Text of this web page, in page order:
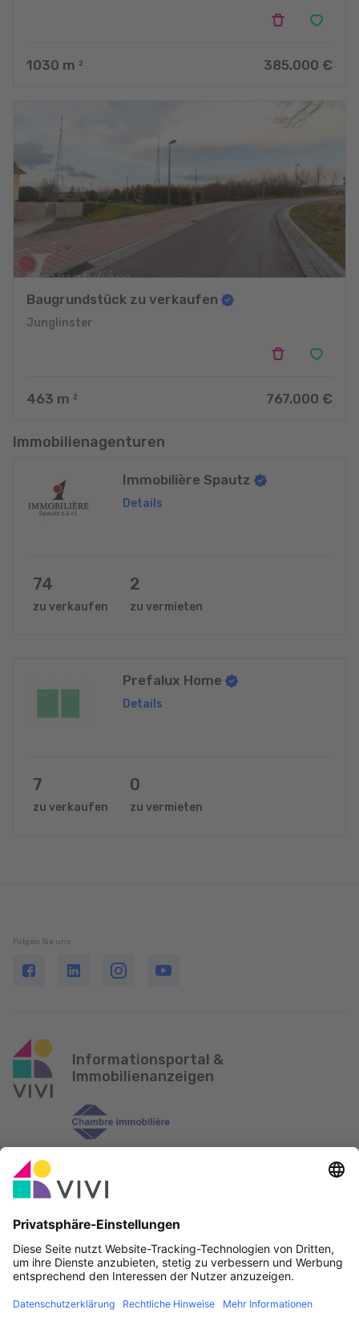
1030 m 2 385.000 €
Baugrundstück zu verkaufen
Junglinster
463 m 2 767.000 €
Immobilienagenturen
Immobilière Spautz
Details
74
zu verkaufen
2
zu vermieten
Prefalux Home
Details
7
zu verkaufen
0
zu vermieten
Folgen Sie uns
Informationsportal &
Immobilienanzeigen